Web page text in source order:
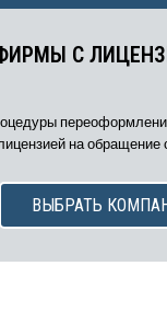
С
на обращение
ВЫБРАТЬ